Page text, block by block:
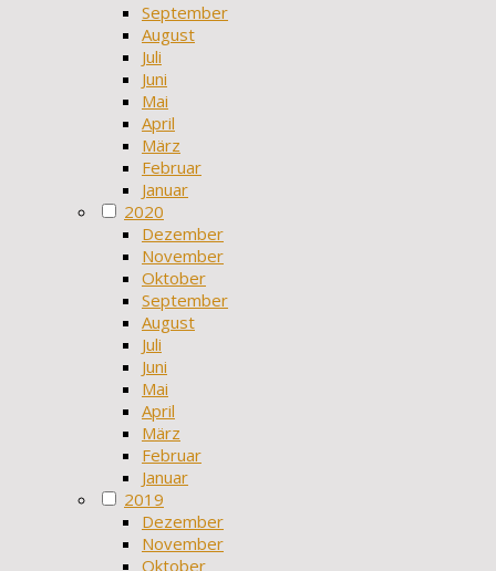
September
August
Juli
Juni
Mai
April
März
Februar
Januar
2020
Dezember
November
Oktober
September
August
Juli
Juni
Mai
April
März
Februar
Januar
2019
Dezember
November
Oktober